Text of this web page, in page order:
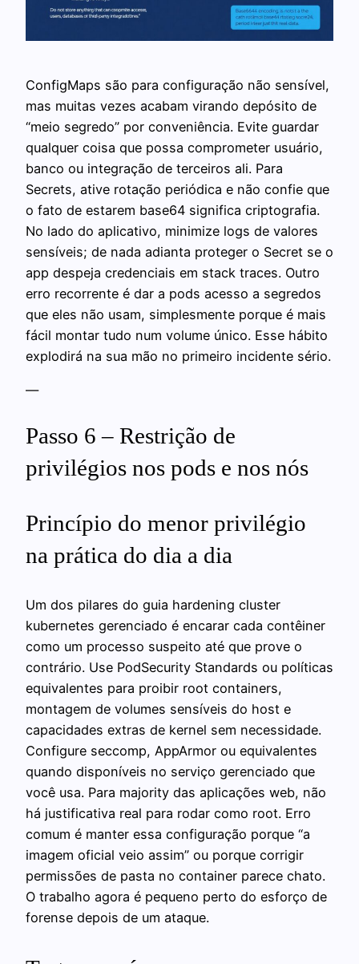
ConfigMaps são para configuração não sensível,
mas muitas vezes acabam virando depósito de
“meio segredo” por conveniência. Evite guardar
qualquer coisa que possa comprometer usuário,
banco ou integração de terceiros ali. Para
Secrets, ative rotação periódica e não confie que
o fato de estarem base64 significa criptografia.
No lado do aplicativo, minimize logs de valores
sensíveis; de nada adianta proteger o Secret se o
app despeja credenciais em stack traces. Outro
erro recorrente é dar a pods acesso a segredos
que eles não usam, simplesmente porque é mais
fácil montar tudo num volume único. Esse hábito
explodirá na sua mão no primeiro incidente sério.
—
Passo 6 – Restrição de
privilégios nos pods e nos nós
Princípio do menor privilégio
na prática do dia a dia
Um dos pilares do guia hardening cluster
kubernetes gerenciado é encarar cada contêiner
como um processo suspeito até que prove o
contrário. Use PodSecurity Standards ou políticas
equivalentes para proibir root containers,
montagem de volumes sensíveis do host e
capacidades extras de kernel sem necessidade.
Configure seccomp, AppArmor ou equivalentes
quando disponíveis no serviço gerenciado que
você usa. Para majority das aplicações web, não
há justificativa real para rodar como root. Erro
comum é manter essa configuração porque “a
imagem oficial veio assim” ou porque corrigir
permissões de pasta no container parece chato.
O trabalho agora é pequeno perto do esforço de
forense depois de um ataque.